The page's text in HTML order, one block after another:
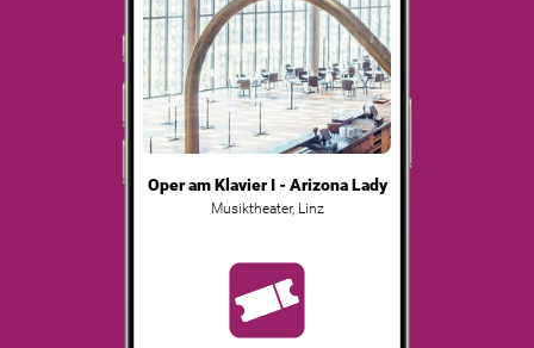
Oper am Klavier I - Arizona Lady
Musiktheater, Linz